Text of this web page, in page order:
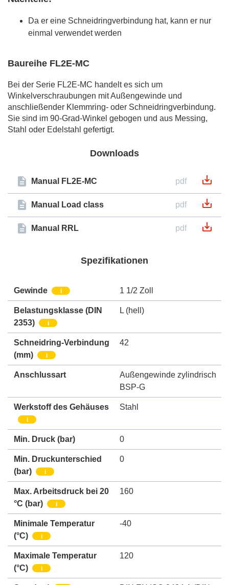
Da er eine Schneidringverbindung hat, kann er nur
einmal verwendet werden
Baureihe FL2E-MC
Bei der Serie FL2E-MC handelt es sich um
Winkelverschraubungen mit Außengewinde und
anschließender Klemmring- oder Schneidringverbindung.
Sie sind im 90-Grad-Winkel gebogen und aus Messing,
Stahl oder Edelstahl gefertigt.
Downloads
Manual FL2E-MC pdf
Manual Load class pdf
Manual RRL pdf
Spezifikationen
Gewinde i 1 1/2 Zoll
Belastungsklasse (DIN
2353)
i
L (hell)
Schneidring-Verbindung
(mm)
i
42
Anschlussart
Außengewinde zylindrisch
BSP-G
Werkstoff des Gehäuses
i
Stahl
Min. Druck (bar) 0
Min. Druckunterschied
(bar)
i
0
Max. Arbeitsdruck bei 20
°C (bar)
i
160
Minimale Temperatur
(°C)
i
-40
Maximale Temperatur
(°C)
i
120